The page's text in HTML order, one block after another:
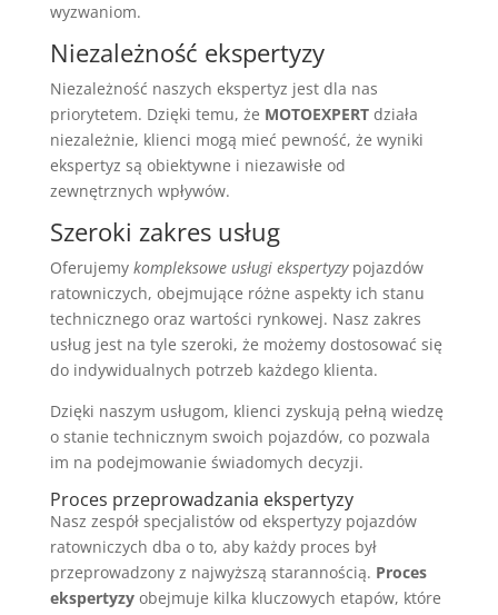
wyzwaniom.
Niezależność ekspertyzy
Niezależność naszych ekspertyz jest dla nas
priorytetem. Dzięki temu, że MOTOEXPERTdziała
niezależnie, klienci mogą mieć pewność, że wyniki
ekspertyz są obiektywne i niezawisłe od
zewnętrznych wpływów.
Szeroki zakres usług
Oferujemy kompleksowe usługi ekspertyzypojazdów
ratowniczych, obejmujące różne aspekty ich stanu
technicznego oraz wartości rynkowej. Nasz zakres
usług jest na tyle szeroki, że możemy dostosować się
do indywidualnych potrzeb każdego klienta.
Dzięki naszym usługom, klienci zyskują pełną wiedzę
o stanie technicznym swoich pojazdów, co pozwala
im na podejmowanie świadomych decyzji.
Proces przeprowadzania ekspertyzy
Nasz zespół specjalistów od ekspertyzy pojazdów
ratowniczych dba o to, aby każdy proces był
przeprowadzony z najwyższą starannością. Proces
ekspertyzyobejmuje kilka kluczowych etapów, które